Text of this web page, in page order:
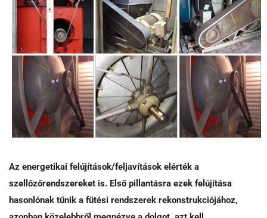
Az energetikai felújítások/feljavítások elérték a
szellőzőrendszereket is. Első pillantásra ezek felújítása
hasonlónak tűnik a fűtési rendszerek rekonstrukciójához,